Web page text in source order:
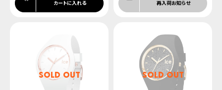
カートに入れる 再入荷お知らせ
SOLD OUT SOLD OUT